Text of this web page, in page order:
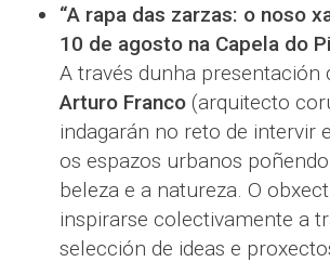
“A rapa das zarzas: o noso
10 de agosto na Capela do
A través dunha presentación
Arturo Franco (arquitecto
indagarán no reto de intervir
os espazos urbanos
beleza e a natureza. O
inspirarse colectivamente a
selección de ideas e